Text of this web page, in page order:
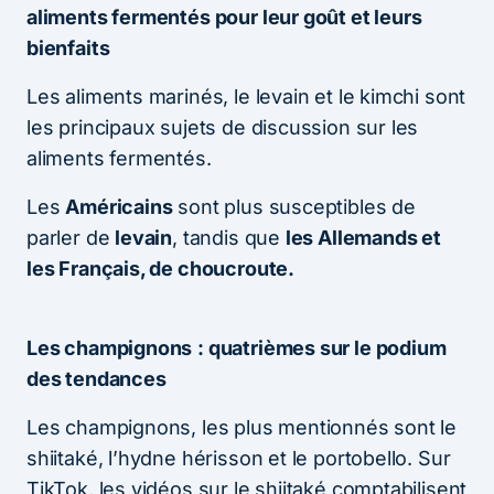
aliments fermentés pour leur goût et leurs
bienfaits
Les aliments marinés, le levain et le kimchi sont
les principaux sujets de discussion sur les
aliments fermentés.
Les Américainssont plus susceptibles de
parler de levain, tandis que les Allemands et
les Français, de choucroute.
Les champignons : quatrièmes sur le podium
des tendances
Les champignons, les plus mentionnés sont le
shiitaké, l’hydne hérisson et le portobello. Sur
TikTok, les vidéos sur le shiitaké comptabilisent